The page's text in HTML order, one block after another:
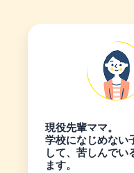
現役先輩ママ。
学校になじめない
して、苦しんでい
ます。